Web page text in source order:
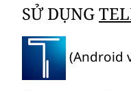
SỬ DỤNG
(Android